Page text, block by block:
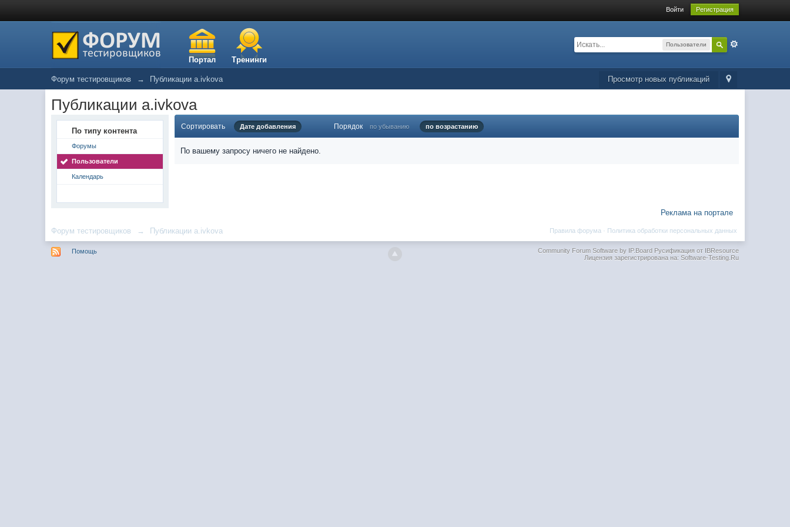
Войти Регистрация
Портал Тренинги
Пользователи
Просмотр новых публикаций
Форум тестировщиков → Публикации a.ivkova
Публикации a.ivkova
По типу контента
Форумы
Пользователи
Календарь
Сортировать Дате добавления Порядок по убыванию по возрастанию
По вашему запросу ничего не найдено.
Реклама на портале
Форум тестировщиков → Публикации a.ivkova Политика обработки персональных данных
Правила форума ·
Помощь Community Forum Software by IP.BoardРусификация от IBResource
Лицензия зарегистрирована на: Software-Testing.Ru